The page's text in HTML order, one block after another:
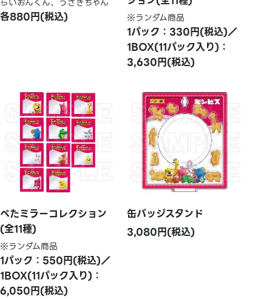
各880円(税込) ※ランダム商品
1パック：330円(税込)／
1BOX(11パック入り)：
3,630円(税込)
ぺたミラーコレクション
(全11種)
※ランダム商品
1パック：550円(税込)／
1BOX(11パック入り)：
6,050円(税込)
缶バッジスタンド
3,080円(税込)